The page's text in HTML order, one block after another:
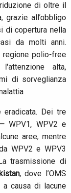
di oltre il
all’obbligo
di copertura nella
da molti anni.
regione polio-free
alta,
di sorveglianza
Dei tre
WPV1, WPV2 e
aree, mentre
WPV2 e WPV3
trasmissione di
, dove l’OMS
causa di lacune